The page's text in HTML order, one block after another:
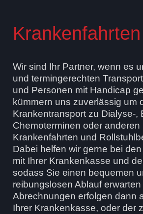
Krankenfahrten
Wir sind Ihr Partner, wenn es
und termingerechten
und Personen mit Handicap
kümmern uns zuverlässig um
Krankentransport zu Dialyse-,
Chemoterminen oder anderen
Krankenfahrten und
Dabei helfen wir gerne bei
mit Ihrer Krankenkasse und
sodass Sie einen bequemen
reibungslosen Ablauf
Abrechnungen erfolgen dann
Ihrer Krankenkasse, oder der